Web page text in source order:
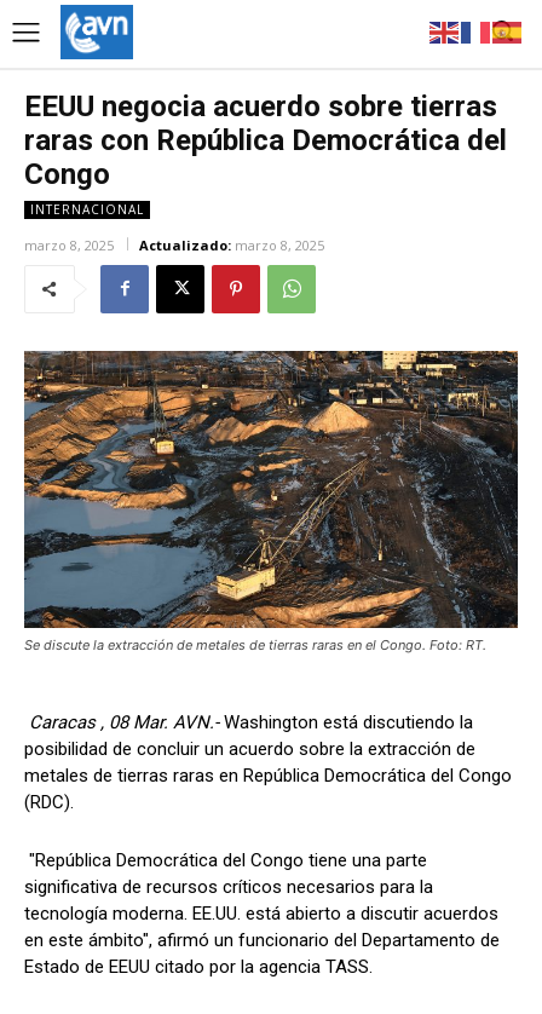
EEUU negocia acuerdo sobre tierras
raras con República Democrática del
Congo
INTERNACIONAL
marzo 8, 2025 Actualizado: marzo 8, 2025
Se discute la extracción de metales de tierras raras en el Congo. Foto: RT.
Caracas , 08 Mar. AVN.-Washington está discutiendo la
posibilidad de concluir un acuerdo sobre la extracción de
metales de tierras raras en República Democrática del Congo
(RDC).
"República Democrática del Congo tiene una parte
significativa de recursos críticos necesarios para la
tecnología moderna. EE.UU. está abierto a discutir acuerdos
en este ámbito", afirmó un funcionario del Departamento de
Estado de EEUU citado por la agencia TASS.